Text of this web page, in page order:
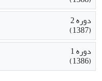
دوره 2
(1387)
دوره 1
(1386)